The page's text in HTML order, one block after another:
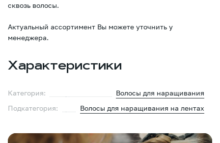
сквозь волосы.
Актуальный ассортимент Вы можете уточнить у
менеджера.
Характеристики
Категория:
Волосы для наращивания
Подкатегория:
Волосы для наращивания на лентах